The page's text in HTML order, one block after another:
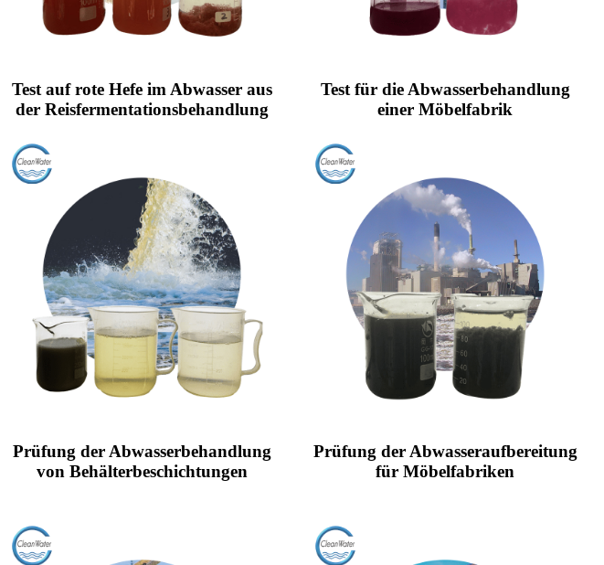
Test auf rote Hefe im Abwasser aus
der Reisfermentationsbehandlung
Test für die Abwasserbehandlung
einer Möbelfabrik
Prüfung der Abwasserbehandlung
von Behälterbeschichtungen
Prüfung der Abwasseraufbereitung
für Möbelfabriken